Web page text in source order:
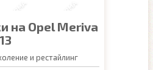
на Opel Meriva
и рестайлинг